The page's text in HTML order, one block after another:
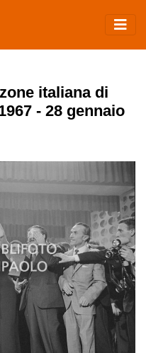
italiana di
- 28 gennaio